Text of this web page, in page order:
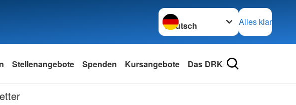
Sprache wechseln zu
Alles klar
Stellenangebote Spenden Kursangebote Das DRK